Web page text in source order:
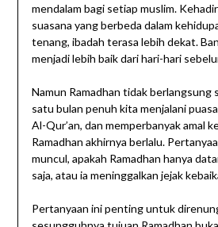
mendalam bagi setiap muslim.
suasana yang berbeda dalam
tenang, ibadah terasa lebih dekat.
menjadi lebih baik dari hari-hari
Namun Ramadhan tidak berlangsung
satu bulan penuh kita menjalani
Al-Qur’an, dan memperbanyak amal
Ramadhan akhirnya berlalu.
muncul, apakah Ramadhan hanya
saja, atau ia meninggalkan jejak
Pertanyaan ini penting untuk